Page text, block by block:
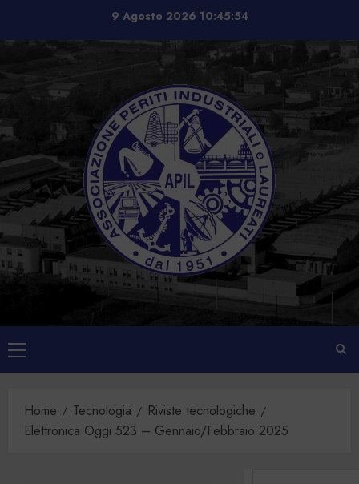
contenuto
9 Agosto 2026 10:45:54
Menu
principale
Home Tecnologia
Riviste tecnologiche
Elettronica Oggi 523 – Gennaio/Febbraio 2025